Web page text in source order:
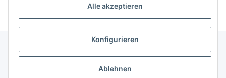
Alle akzeptieren
Konfigurieren
Ablehnen